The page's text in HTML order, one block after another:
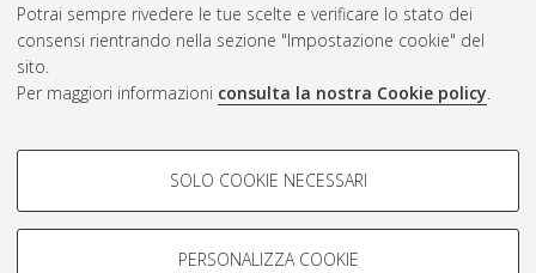
Potrai sempre rivedere le tue scelte e verificare lo stato dei
consensi rientrando nella sezione "Impostazione cookie" del
sito.
Per maggiori informazioni consulta la nostra Cookie policy.
COOKIE DI PROFILAZIONE -
Si tratta di cookie utilizzati per analizzare le caratteristiche della
navigazione degli utenti, creare profili in base al loro comportamento
SOLO COOKIE NECESSARI
PERSONALIZZA COOKIE
Rss 2.0
AMS Laurea
Impostazioni Cookie
Informativa sulla privacy
Condizioni d’uso del sito